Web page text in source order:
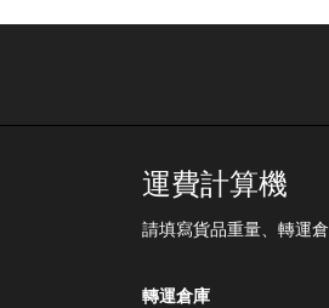
運費計算機
請填寫貨品重量、轉運
轉運倉庫